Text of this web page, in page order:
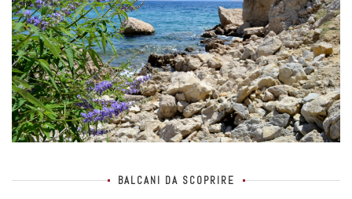
BALCANI DA SCOPRIRE